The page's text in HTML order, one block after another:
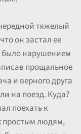
тяжелый
он застал ее
было нарушением
прощальное
и верного друга
на поезд. Куда?
поехать к
простым людям,